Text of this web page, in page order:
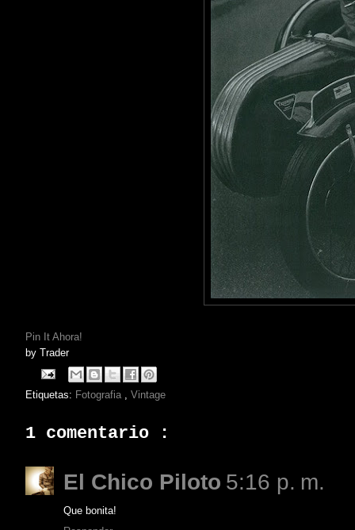
Pin It Ahora!
by Trader
Etiquetas: Fotografia Vintage
1 comentario :
El Chico Piloto 5:16 p. m.
Que bonita!